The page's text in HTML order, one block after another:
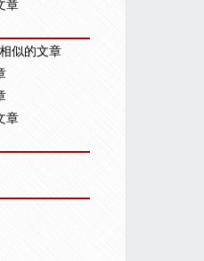
章
似的文章
章